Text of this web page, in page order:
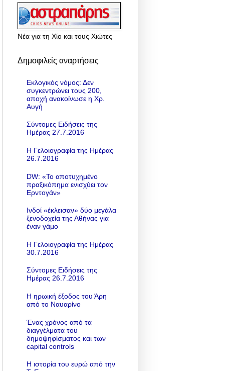
Νέα για τη Χίο και τους Χιώτες
Δημοφιλείς αναρτήσεις
Εκλογικός νόμος: Δεν
συγκεντρώνει τους 200,
αποχή ανακοίνωσε η Χρ.
Αυγή
Σύντομες Ειδήσεις της
Ημέρας 27.7.2016
Η Γελοιογραφία της Ημέρας
26.7.2016
DW: «To αποτυχημένο
πραξικόπημα ενισχύει τον
Ερντογάν»
Ινδοί «έκλεισαν» δύο μεγάλα
ξενοδοχεία της Αθήνας για
έναν γάμο
Η Γελοιογραφία της Ημέρας
30.7.2016
Σύντομες Ειδήσεις της
Ημέρας 26.7.2016
Η ηρωική έξοδος του Άρη
από το Ναυαρίνο
Ένας χρόνος από τα
διαγγέλματα του
δημοψηφίσματος και των
capital controls
Η ιστορία του ευρώ από την